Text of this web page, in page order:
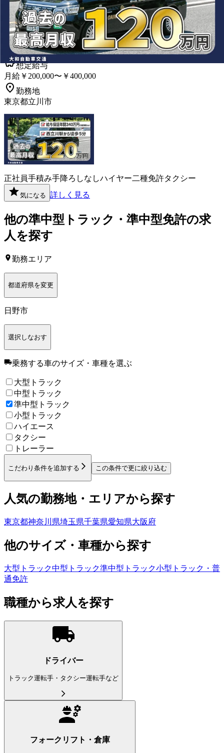
様をお届けするタクシードライバー｜
東京都立川市
大和自動車交通株式会社
想定給与
月給￥200,000〜￥400,000
勤務地
東京都立川市
正社員手積み手降ろしなしハイヤー二種免許タクシー
気になる 詳しく見る
他の準中型トラック・準中型免許の求
人を探す
勤務エリア
都道府県を変更
日野市
選択しなおす
乗務する車のサイズ・車種を選ぶ
大型トラック
中型トラック
準中型トラック
小型トラック
ハイエース
タクシー
トレーラー
こだわり条件を追加する この条件で更に絞り込む
人気の勤務地・エリアから探す
東京都神奈川県埼玉県千葉県愛知県大阪府
他のサイズ・車種から探す
大型トラック中型トラック準中型トラック小型トラック・普
通免許
職種から求人を探す
ドライバー
トラック運転手・タクシー運転手など
フォークリフト・倉庫